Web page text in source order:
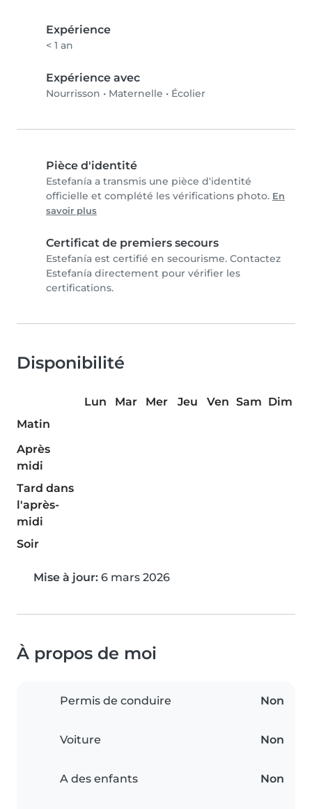
Expérience
< 1 an
Expérience avec
Nourrisson • Maternelle • Écolier
Pièce d'identité
Estefanía a transmis une pièce d'identité
officielle et complété les vérifications photo. En
savoir plus
Certificat de premiers secours
Estefanía est certifié en secourisme. Contactez
Estefanía directement pour vérifier les
certifications.
Disponibilité
Lun Mar Mer Jeu Ven Sam Dim
Matin
Après
midi
Tard dans
l'après-
midi
Soir
Mise à jour: 6 mars 2026
À propos de moi
Permis de conduire Non
Voiture Non
A des enfants Non